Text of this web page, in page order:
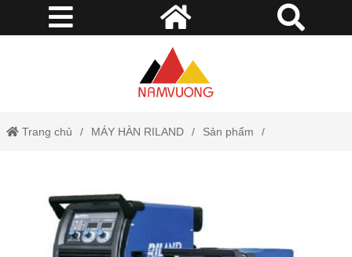
Trang chủ MÁY HÀN RILAND Sản phẩm